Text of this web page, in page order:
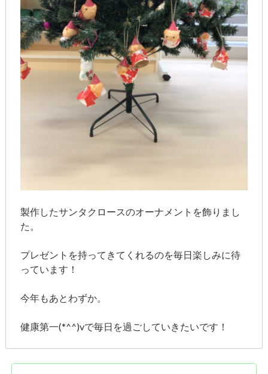
製作したサンタクロースのオーナメントを飾りまし
た。
プレゼントを持ってきてくれるのを毎日楽しみに待
っています！
今年もあとわずか。
健康第一(*^^)vで毎日を過ごしていきたいです！